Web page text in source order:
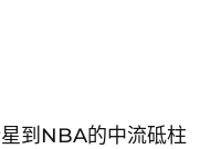
到NBA的中流砥柱